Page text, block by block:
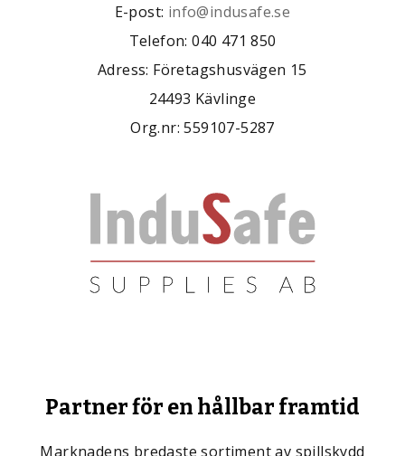
E-post: info@indusafe.se
Telefon: 040 471 850
Adress: Företagshusvägen 15
24493 Kävlinge
Org.nr: 559107-5287
Partner för en hållbar framtid
Marknadens bredaste sortiment av spillskydd